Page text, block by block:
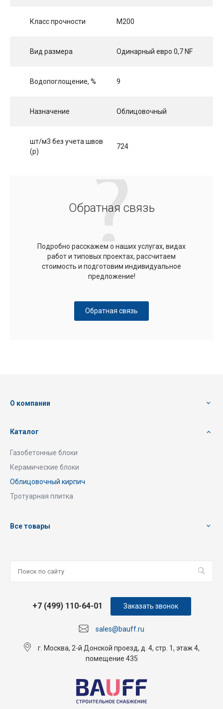
Класс прочности М200
Вид размера Одинарный eвро 0,7 NF
Водопоглощение, % 9
Назначение Облицовочный
шт/м3 без учета швов
(p)
724
Обратная связь
Подробно расскажем о наших услугах, видах
работ и типовых проектах, рассчитаем
стоимость и подготовим индивидуальное
предложение!
Обратная связь
О компании
Каталог
Газобетонные блоки
Керамические блоки
Облицовочный кирпич
Тротуарная плитка
Все товары
sales@bauff.ru
+7 (499) 110-64-01
г. Москва, 2-й Донской проезд, д. 4, стр. 1, этаж 4,
помещение 435
Заказать звонок